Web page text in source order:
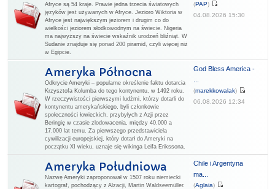
Afryce są 54 kraje. Prawie jedna trzecia światowych
języków jest używanych w Afryce. Jezioro Wiktoria w
Afryce jest największym jeziorem i drugim co do
wielkości jeziorem słodkowodnym na świecie. Nigeria
ma najwyższy na świecie wskaźnik urodzeń bliźniąt. W
Sudanie znajduje się ponad 200 piramid, czyli więcej niż
w Egipcie.
(PAP)
04.08.2026 15:30
Ameryka Północna
Odkrycie Ameryki – popularne określenie faktu dotarcia
Krzysztofa Kolumba do tego kontynentu, w 1492 roku.
W rzeczywistości pierwszymi ludźmi, którzy dotarli do
kontynentu amerykańskiego, byli członkowie
społeczności łowieckich, przybyłych z Azji przez
Beringię w czasie zlodowacenia, między 40.000 a
17.000 lat temu. Za pierwszego przedstawiciela
cywilizacji europejskiej, który dotarł do Ameryki na
początku XI wieku, uznaje się wikinga Leifa Erikssona.
God Bless America -
(marekkowalak)
06.08.2026 12:34
Ameryka Południowa
Nazwę Ameryki zaproponował w 1507 roku niemiecki
kartograf, pochodzący z Alzacji, Martin Waldseemüller.
Chile i Argentyna
ma...
(Aglaia)